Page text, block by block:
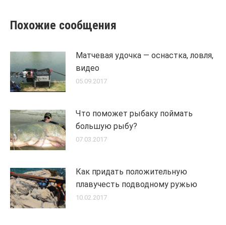
Похожие сообщения
Матчевая удочка — оснастка, ловля,
видео
05.09.2017
Что поможет рыбаку поймать
большую рыбу?
07.03.2017
Как придать положительную
плавучесть подводному ружью
10.02.2017